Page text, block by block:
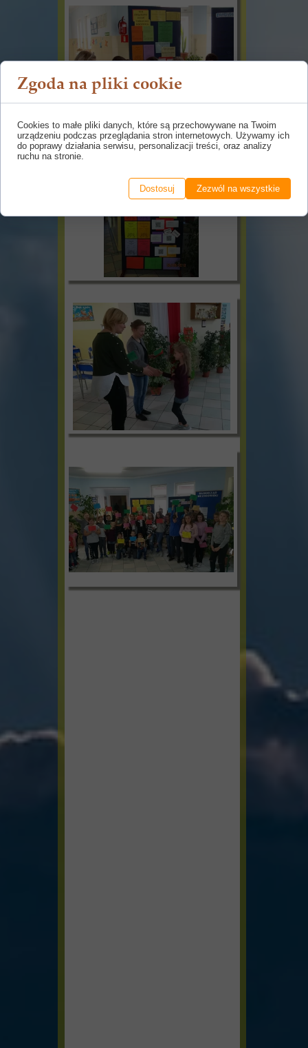
Zgoda na pliki cookie
Cookies to małe pliki danych, które są przechowywane na Twoim
urządzeniu podczas przeglądania stron internetowych. Używamy ich
do poprawy działania serwisu, personalizacji treści, oraz analizy
ruchu na stronie.
Dostosuj Zezwól na wszystkie